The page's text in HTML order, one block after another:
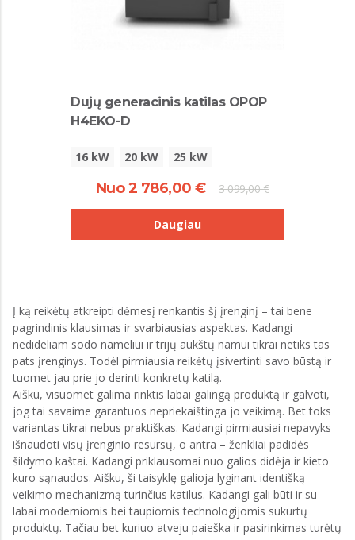
Dujų generacinis katilas OPOP
H4EKO-D
16 kW 20 kW 25 kW
Nuo 2 786,00 € 3 099,00 €
Daugiau
Į ką reikėtų atkreipti dėmesį renkantis šį įrenginį – tai bene
pagrindinis klausimas ir svarbiausias aspektas. Kadangi
nedideliam sodo nameliui ir trijų aukštų namui tikrai netiks tas
pats įrenginys. Todėl pirmiausia reikėtų įsivertinti savo būstą ir
tuomet jau prie jo derinti konkretų katilą.
Aišku, visuomet galima rinktis labai galingą produktą ir galvoti,
jog tai savaime garantuos nepriekaištinga jo veikimą. Bet toks
variantas tikrai nebus praktiškas. Kadangi pirmiausiai nepavyks
išnaudoti visų įrenginio resursų, o antra – ženkliai padidės
šildymo kaštai. Kadangi priklausomai nuo galios didėja ir kieto
kuro sąnaudos. Aišku, ši taisyklę galioja lyginant identišką
veikimo mechanizmą turinčius katilus. Kadangi gali būti ir su
labai moderniomis bei taupiomis technologijomis sukurtų
produktų. Tačiau bet kuriuo atveju paieška ir pasirinkimas turėtų